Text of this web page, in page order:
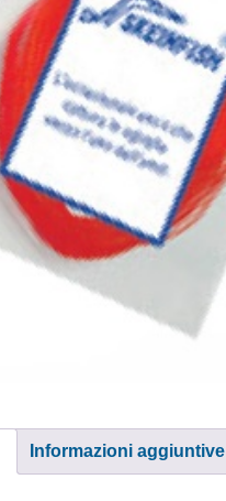
Informazioni aggiuntive